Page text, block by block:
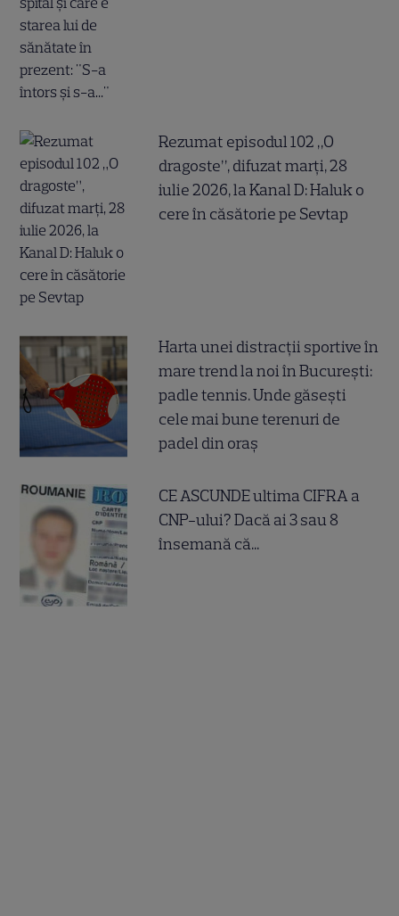
Rezumat episodul 102 „O
dragoste”, difuzat marți, 28
iulie 2026, la Kanal D: Haluk o
cere în căsătorie pe Sevtap
Harta unei distracții sportive în
mare trend la noi în București:
padle tennis. Unde găsești
cele mai bune terenuri de
padel din oraș
CE ASCUNDE ultima CIFRA a
CNP-ului? Dacă ai 3 sau 8
însemană că...